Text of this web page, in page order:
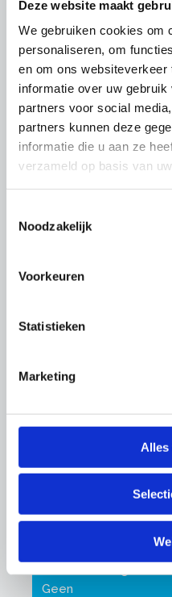
Deze website maakt
We gebruiken cookies om
personaliseren, om
en om ons
informatie over uw
partners voor social
partners kunnen deze
informatie die u aan ze
verzameld op basis van
Noodzakelijk
Voorkeuren
Statistieken
Marketing
Alles
Trainingen
088-0188 137
Praktische
- 2 dagen van 08.00-
Amersfoort
Aantal deelnemers
Voor wie?
Voor medewerkers
bedrijven,
Geen